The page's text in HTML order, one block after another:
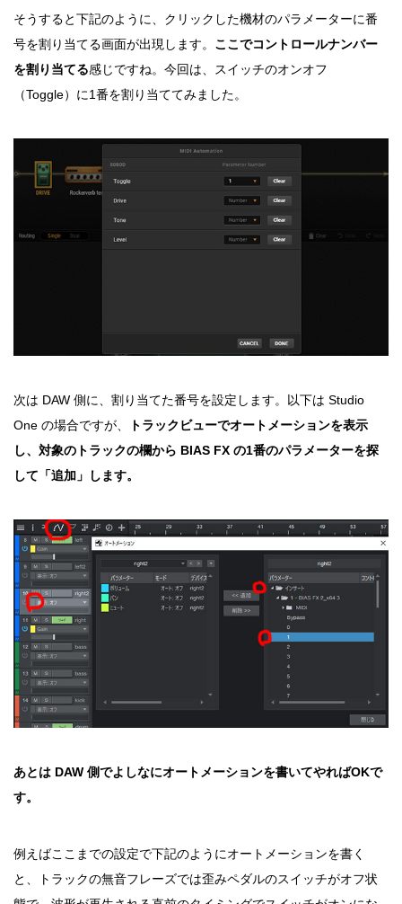
そうすると下記のように、クリックした機材のパラメーターに番
号を割り当てる画面が出現します。 ここでコントロールナンバー
を割り当てる感じですね。今回は、スイッチのオンオフ
（Toggle）に1番を割り当ててみました。
次は DAW 側に、割り当てた番号を設定します。以下は Studio
One の場合ですが、
トラックビューでオートメーションを表示
し、対象のトラックの欄から BIAS FX の1番のパラメーターを探
して「追加」します。
あとは DAW 側でよしなにオートメーションを書いてやればOKで
す。
例えばここまでの設定で下記のようにオートメーションを書く
と、トラックの無音フレーズでは歪みペダルのスイッチがオフ状